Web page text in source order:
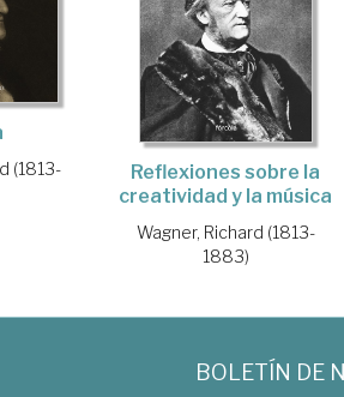
(1813-
Reflexiones sobre la
creatividad y la música
Wagner, Richard (1813-
1883)
BOLETÍN DE